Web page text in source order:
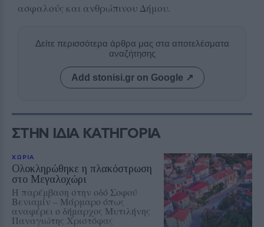
ασφαλούς και ανθρώπινου Δήμου.
Δείτε περισσότερα άρθρα μας στα αποτελέσματα
αναζήτησης
Add stonisi.gr on Google ↗
ΣΤΗΝ ΙΔΙΑ ΚΑΤΗΓΟΡΙΑ
ΧΩΡΙΑ
Ολοκληρώθηκε η πλακόστρωση
στο Μεγαλοχώρι
Η παρέμβαση στην οδό Σοφού
Βενιαμίν – Μάρμαρο όπως
αναφέρει ο δήμαρχος Μυτιλήνης
Παναγιώτης Χριστόφας